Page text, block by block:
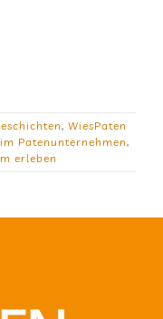
, WiesPaten
Patenunternehmen,
erleben